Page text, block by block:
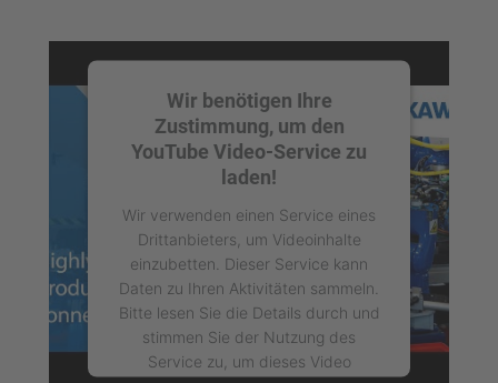
Wir benötigen Ihre
Zustimmung, um den
YouTube Video-Service zu
laden!
Wir verwenden einen Service eines
Drittanbieters, um Videoinhalte
einzubetten. Dieser Service kann
Daten zu Ihren Aktivitäten sammeln.
Bitte lesen Sie die Details durch und
stimmen Sie der Nutzung des
Service zu, um dieses Video